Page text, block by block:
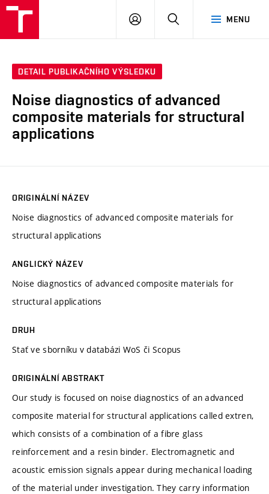
MENU
PŘIHLÁSIT
DETAIL PUBLIKAČNÍHO VÝSLEDKU
Noise diagnostics of advanced
composite materials for structural
applications
ORIGINÁLNÍ NÁZEV
Noise diagnostics of advanced composite materials for
structural applications
ANGLICKÝ NÁZEV
Noise diagnostics of advanced composite materials for
structural applications
DRUH
Stať ve sborníku v databázi WoS či Scopus
ORIGINÁLNÍ ABSTRAKT
Our study is focused on noise diagnostics of an advanced
composite material for structural applications called extren,
which consists of a combination of a fibre glass
reinforcement and a resin binder. Electromagnetic and
acoustic emission signals appear during mechanical loading
of the material under investigation. They carry information